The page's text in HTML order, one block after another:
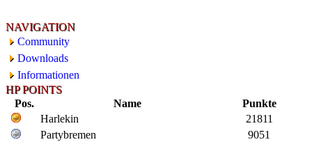
NAVIGATION
Community
Downloads
Informationen
HP POINTS
Pos.
Name
Punkte
Harlekin
21811
Partybremen
9051